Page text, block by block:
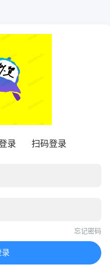
录 扫码登录
忘记密码
录